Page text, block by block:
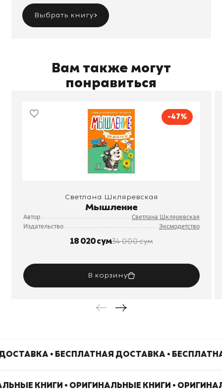
Выбрать книгу
Вам также могут
понравиться
-47%
Светлана Шкляревская
Мышление
Автор
Светлана Шкляревская
Издательство
Эксмодетство
18 020 сум34 000 сум
В корзину
• БЕСПЛАТНАЯ ДОСТАВКА •
КНИГИ • ОРИГИНАЛЬНЫЕ КНИГИ •